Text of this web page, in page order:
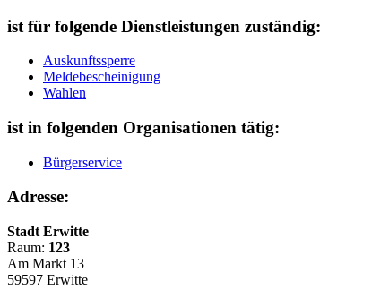
ist für folgende Dienstleistungen zuständig:
Auskunftssperre
Meldebescheinigung
Wahlen
ist in folgenden Organisationen tätig:
Bürgerservice
Adresse:
Stadt Erwitte
Raum: 123
Am Markt 13
59597 Erwitte